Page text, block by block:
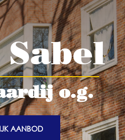
Sabel
o.g.
AANBOD